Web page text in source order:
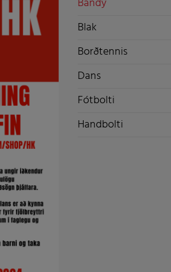
Blak
Borðtennis
Dans
Fótbolti
Handbolti